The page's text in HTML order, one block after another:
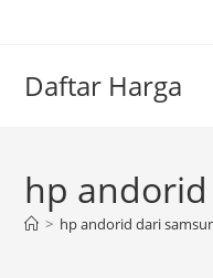
Daftar Harga
hp
> hp andorid dari